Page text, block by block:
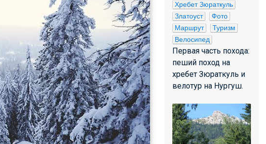
Хребет Зюраткуль
Златоуст
Фото
Маршрут
Туризм
Велосипед
Первая часть похода:
пеший поход на
хребет Зюраткуль и
велотур на Нургуш.